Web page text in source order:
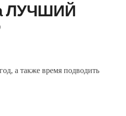
ЛУЧШИЙ
а также время подводить